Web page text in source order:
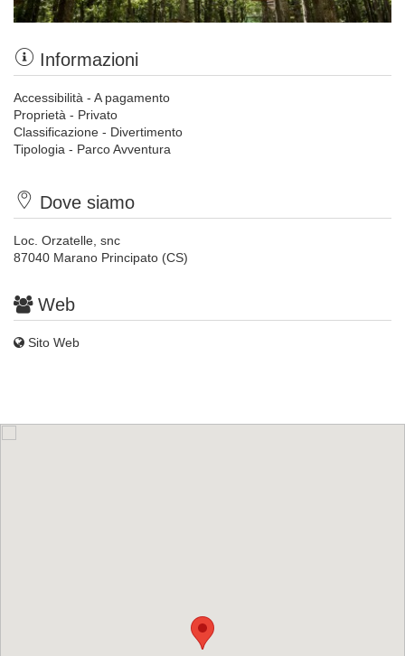
Informazioni
Accessibilità - A pagamento
Proprietà - Privato
Classificazione - Divertimento
Tipologia - Parco Avventura
Dove siamo
Loc. Orzatelle, snc
87040 Marano Principato (CS)
Web
Sito Web